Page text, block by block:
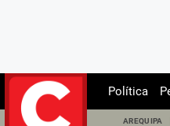
Política
AREQUIPA